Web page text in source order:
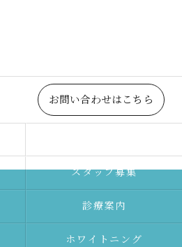
お問い合わせはこちら
スタッフ募集
診療案内
ホワイトニング